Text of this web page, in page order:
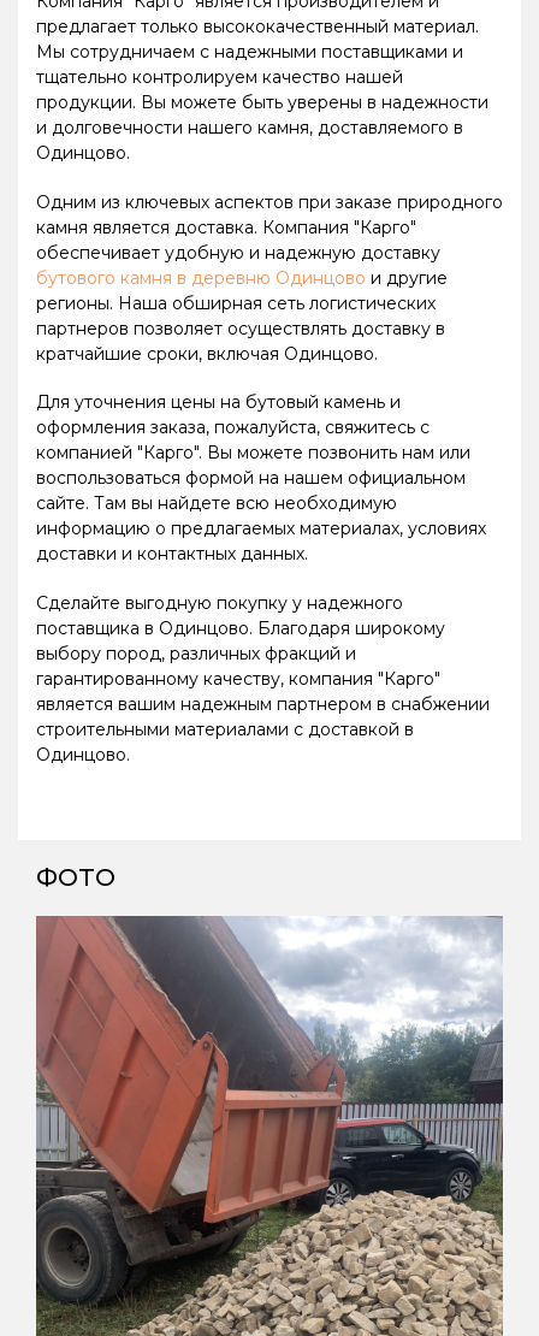
предлагает только высококачественный материал.
Мы сотрудничаем с надежными поставщиками и
тщательно контролируем качество нашей
продукции. Вы можете быть уверены в надежности
и долговечности нашего камня, доставляемого в
Одинцово.
Одним из ключевых аспектов при заказе природного
камня является доставка. Компания "Карго"
обеспечивает удобную и надежную доставку
бутового камня в деревню Одинцово и другие
регионы. Наша обширная сеть логистических
партнеров позволяет осуществлять доставку в
кратчайшие сроки, включая Одинцово.
Для уточнения цены на бутовый камень и
оформления заказа, пожалуйста, свяжитесь с
компанией "Карго". Вы можете позвонить нам или
воспользоваться формой на нашем официальном
сайте. Там вы найдете всю необходимую
информацию о предлагаемых материалах, условиях
доставки и контактных данных.
Сделайте выгодную покупку у надежного
поставщика в Одинцово. Благодаря широкому
выбору пород, различных фракций и
гарантированному качеству, компания "Карго"
является вашим надежным партнером в снабжении
строительными материалами с доставкой в
Одинцово.
ФОТО